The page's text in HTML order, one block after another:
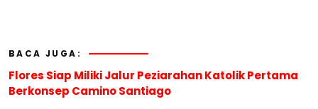
BACA JUGA:
Flores Siap Miliki Jalur Peziarahan Katolik Pertama
Berkonsep Camino Santiago